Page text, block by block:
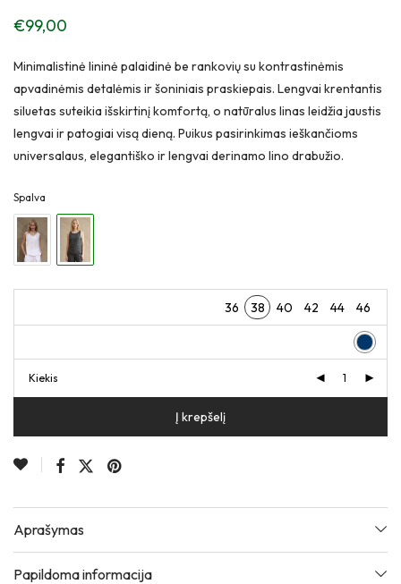
€99,00
Minimalistinė lininė palaidinė be rankovių su kontrastinėmis
apvadinėmis detalėmis ir šoniniais praskiepais. Lengvai krentantis
siluetas suteikia išskirtinį komfortą, o natūralus linas leidžia jaustis
lengvai ir patogiai visą dieną. Puikus pasirinkimas ieškančioms
universalaus, elegantiško ir lengvai derinamo lino drabužio.
Spalva
36 38 40 42 44 46
Kiekis
Į krepšelį
Aprašymas
Papildoma informacija